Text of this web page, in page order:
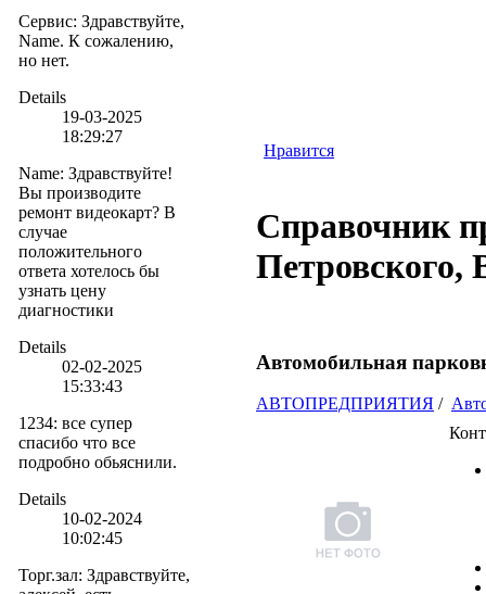
Сервис: Здравствуйте,
Name. К сожалению,
но нет.
Details
19-03-2025
18:29:27
Name: Здравствуйте!
Вы производите
ремонт видеокарт? В
случае
положительного
ответа хотелось бы
узнать цену
диагностики
Details
02-02-2025
15:33:43
1234: все супер
спасибо что все
подробно обьяснили.
Details
10-02-2024
10:02:45
Торг.зал: Здравствуйте,
Нравится
Справочник
Петровского,
Автомобильная
АВТОПРЕДПРИЯТИЯ /